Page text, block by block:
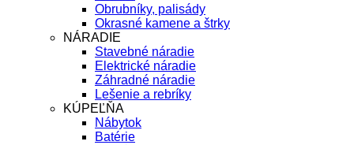
Obrubníky, palisády
Okrasné kamene a štrky
NÁRADIE
Stavebné náradie
Elektrické náradie
Záhradné náradie
Lešenie a rebríky
KÚPEĽŇA
Nábytok
Batérie